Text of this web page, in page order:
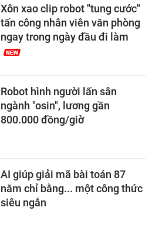
Xôn xao clip robot "tung cước"
tấn công nhân viên văn phòng
ngay trong ngày đầu đi làm
Robot hình người lấn sân
ngành "osin", lương gần
800.000 đồng/giờ
AI giúp giải mã bài toán 87
năm chỉ bằng... một công thức
siêu ngắn